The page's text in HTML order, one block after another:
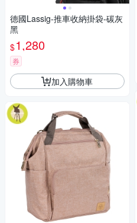
德國Lassig-推車收納掛袋-碳灰
黑
$1,280
券
加入購物車